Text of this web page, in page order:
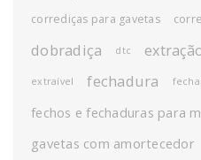
corrediças para gavetas
dobradiça dtc
extraível fechadura
fechos e fechaduras para
gavetas com amortecedor